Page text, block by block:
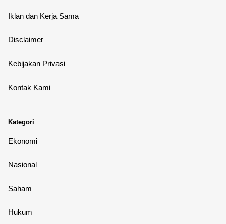
Iklan dan Kerja Sama
Disclaimer
Kebijakan Privasi
Kontak Kami
Kategori
Ekonomi
Nasional
Saham
Hukum